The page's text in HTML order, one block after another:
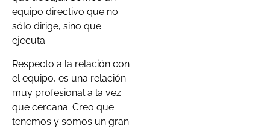
equipo directivo que no
sólo dirige, sino que
ejecuta.
Respecto a la relación con
el equipo, es una relación
muy profesional a la vez
que cercana. Creo que
tenemos y somos un gran